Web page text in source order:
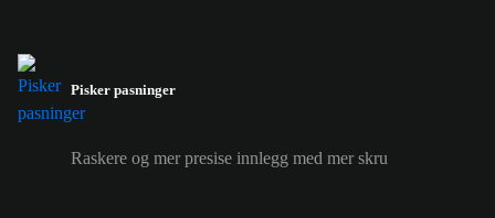
Pisker pasninger
Raskere og mer presise innlegg med mer skru